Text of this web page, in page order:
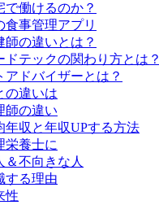
で働けるのか？
食事管理アプリ
師の違いとは？
ドテックの関わり方とは？
アドバイザーとは？
の違いは
師の違い
年収と年収UPする方法
栄養士に
＆不向きな人
する理由
性